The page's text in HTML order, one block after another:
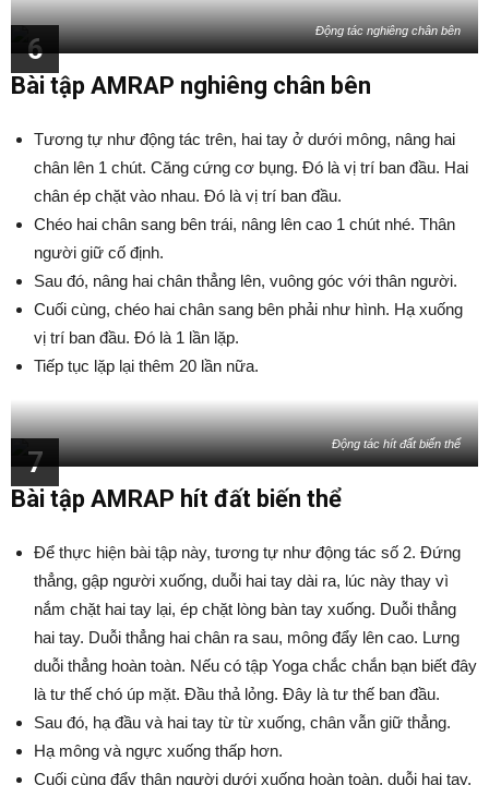
6
Động tác nghiêng chân bên
Bài tập AMRAP nghiêng chân bên
Tương tự như động tác trên, hai tay ở dưới mông, nâng hai
chân lên 1 chút. Căng cứng cơ bụng. Đó là vị trí ban đầu. Hai
chân ép chặt vào nhau. Đó là vị trí ban đầu.
Chéo hai chân sang bên trái, nâng lên cao 1 chút nhé. Thân
người giữ cố định.
Sau đó, nâng hai chân thẳng lên, vuông góc với thân người.
Cuối cùng, chéo hai chân sang bên phải như hình. Hạ xuống
vị trí ban đầu. Đó là 1 lần lặp.
Tiếp tục lặp lại thêm 20 lần nữa.
7
Động tác hít đất biến thể
Bài tập AMRAP hít đất biến thể
Để thực hiện bài tập này, tương tự như động tác số 2. Đứng
thẳng, gập người xuống, duỗi hai tay dài ra, lúc này thay vì
nắm chặt hai tay lại, ép chặt lòng bàn tay xuống. Duỗi thẳng
hai tay. Duỗi thẳng hai chân ra sau, mông đẩy lên cao. Lưng
duỗi thẳng hoàn toàn. Nếu có tập Yoga chắc chắn bạn biết đây
là tư thế chó úp mặt. Đầu thả lỏng. Đây là tư thế ban đầu.
Sau đó, hạ đầu và hai tay từ từ xuống, chân vẫn giữ thẳng.
Hạ mông và ngực xuống thấp hơn.
Cuối cùng đẩy thân người dưới xuống hoàn toàn, duỗi hai tay,